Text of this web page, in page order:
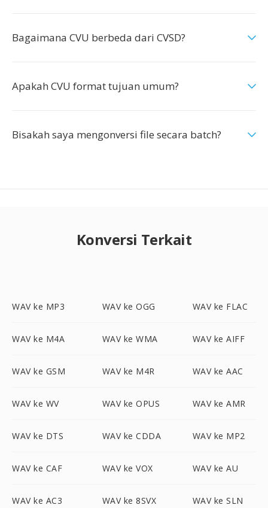
Bagaimana CVU berbeda dari CVSD?
Apakah CVU format tujuan umum?
Bisakah saya mengonversi file secara batch?
Konversi Terkait
WAV ke MP3 WAV ke OGG WAV ke FLAC
WAV ke M4A WAV ke WMA WAV ke AIFF
WAV ke GSM WAV ke M4R WAV ke AAC
WAV ke WV WAV ke OPUS WAV ke AMR
WAV ke DTS WAV ke CDDA WAV ke MP2
WAV ke CAF WAV ke VOX WAV ke AU
WAV ke AC3 WAV ke 8SVX WAV ke SLN